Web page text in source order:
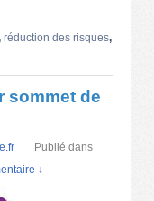
réduction des risques,
sommet de
Publié dans
↓